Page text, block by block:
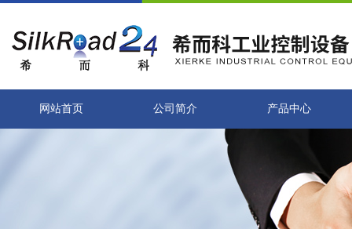
网站首页 公司简介 产品中心